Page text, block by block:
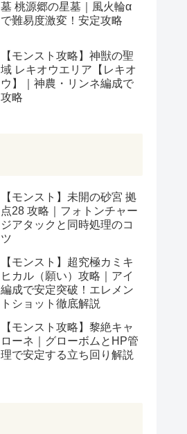
墓 桃源郷の星墓｜風火輪α
で難易度激変！安定攻略
【モンスト攻略】神獣の聖
域 レキオウエリア【レキオ
ウ】｜神農・リンネ編成で
攻略
【モンスト】未開の砂宮 拠
点28 攻略｜フォトンチャー
ジアタックと同時処理のコ
ツ
【モンスト】超究極カミキ
ヒカル（願い）攻略｜アイ
編成で安定突破！エレメン
トショット徹底解説
【モンスト攻略】黎絶キャ
ローネ｜グローボムとHP管
理で安定する立ち回り解説